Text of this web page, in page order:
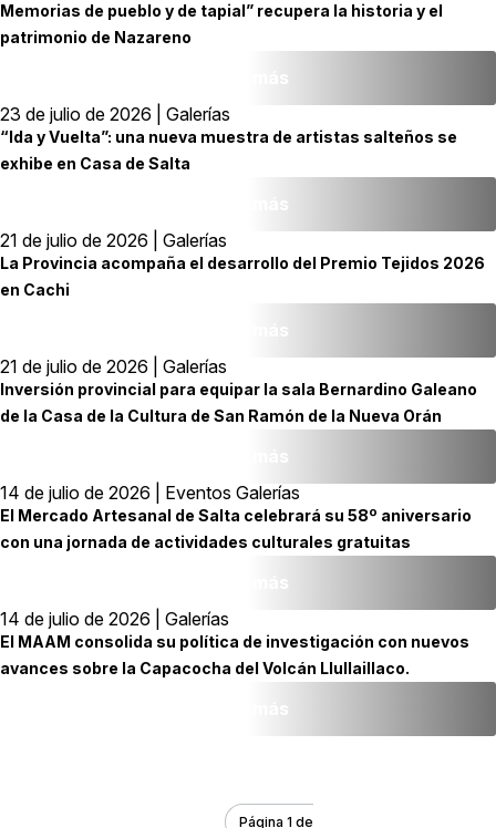
Memorias de pueblo y de tapial” recupera la historia y el
patrimonio de Nazareno
23 de julio de 2026 | Galerías
“Ida y Vuelta”: una nueva muestra de artistas salteños se
exhibe en Casa de Salta
21 de julio de 2026 | Galerías
La Provincia acompaña el desarrollo del Premio Tejidos 2026
en Cachi
21 de julio de 2026 | Galerías
Inversión provincial para equipar la sala Bernardino Galeano
de la Casa de la Cultura de San Ramón de la Nueva Orán
14 de julio de 2026 | Eventos Galerías
El Mercado Artesanal de Salta celebrará su 58º aniversario
con una jornada de actividades culturales gratuitas
14 de julio de 2026 | Galerías
El MAAM consolida su política de investigación con nuevos
avances sobre la Capacocha del Volcán Llullaillaco.
Página 1 de